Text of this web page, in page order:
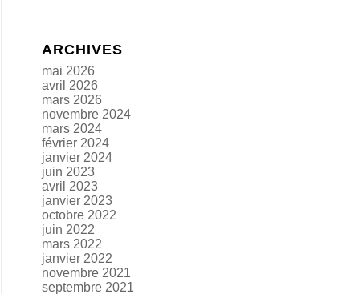
ARCHIVES
mai 2026
avril 2026
mars 2026
novembre 2024
mars 2024
février 2024
janvier 2024
juin 2023
avril 2023
janvier 2023
octobre 2022
juin 2022
mars 2022
janvier 2022
novembre 2021
septembre 2021